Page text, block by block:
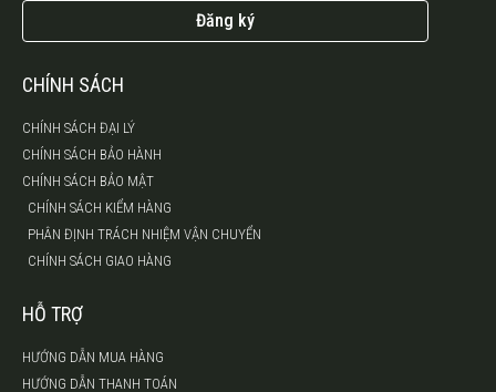
Đăng ký
CHÍNH SÁCH
CHÍNH SÁCH ĐẠI LÝ
CHÍNH SÁCH BẢO HÀNH
CHÍNH SÁCH BẢO MẬT
CHÍNH SÁCH KIỂM HÀNG
PHÂN ĐỊNH TRÁCH NHIỆM VẬN CHUYỂN
CHÍNH SÁCH GIAO HÀNG
HỖ TRỢ
HƯỚNG DẪN MUA HÀNG
HƯỚNG DẪN THANH TOÁN